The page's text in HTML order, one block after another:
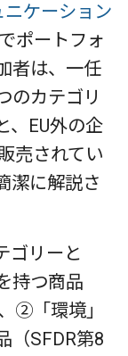
ケーション
ポートフォ
者は、一任
のカテゴリ
、EU外の企
売されてい
潔に解説さ
ゴリーと
持つ商品
②「環境」
（SFDR第8